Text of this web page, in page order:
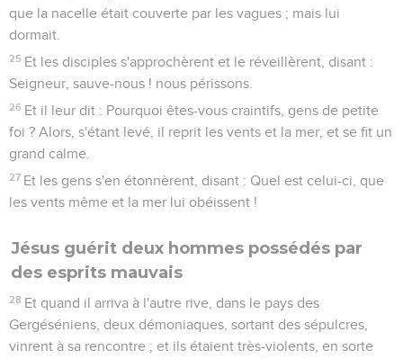
que la nacelle était couverte par les vagues ; mais lui
dormait.
25 Et les disciples s'approchèrent et le réveillèrent, disant :
Seigneur, sauve-nous ! nous périssons.
26 Et il leur dit : Pourquoi êtes-vous craintifs, gens de petite
foi ? Alors, s'étant levé, il reprit les vents et la mer, et se fit un
grand calme.
27 Et les gens s'en étonnèrent, disant : Quel est celui-ci, que
les vents même et la mer lui obéissent !
Jésus guérit deux hommes possédés par
des esprits mauvais
28 Et quand il arriva à l'autre rive, dans le pays des
Gergéséniens, deux démoniaques, sortant des sépulcres,
vinrent à sa rencontre ; et ils étaient très-violents, en sorte